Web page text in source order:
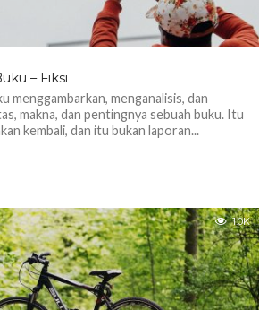
– Fiksi
menggambarkan, menganalisis, dan
makna, dan pentingnya sebuah buku. Itu
kembali, dan itu bukan laporan...
1.0K